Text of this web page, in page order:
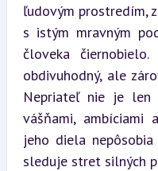
ľudovým prostredím,
s istým mravným
človeka
obdivuhodný, ale
Nepriateľ nie je len
vášňami, ambíciami
jeho diela
sleduje stret silných